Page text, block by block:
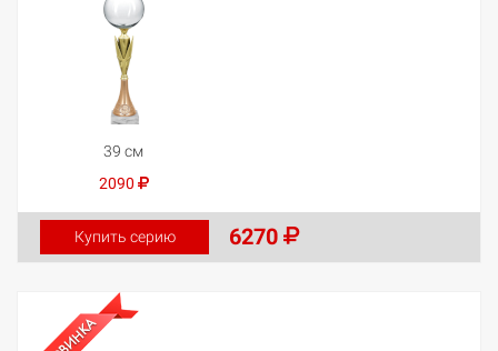
39 см
2090
Купить серию 6270